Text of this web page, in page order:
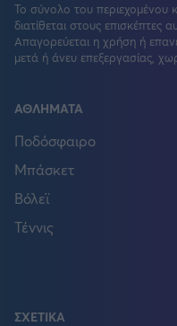
Το σύνολο του
διατίθεται στους
Απαγορεύεται η χρήση ή
μετά ή άνευ επεξεργασίας,
ΑΘΛΗΜΑΤΑ
Ποδόσφαιρο
Μπάσκετ
Βόλεϊ
Τέννις
ΣΧΕΤΙΚΑ